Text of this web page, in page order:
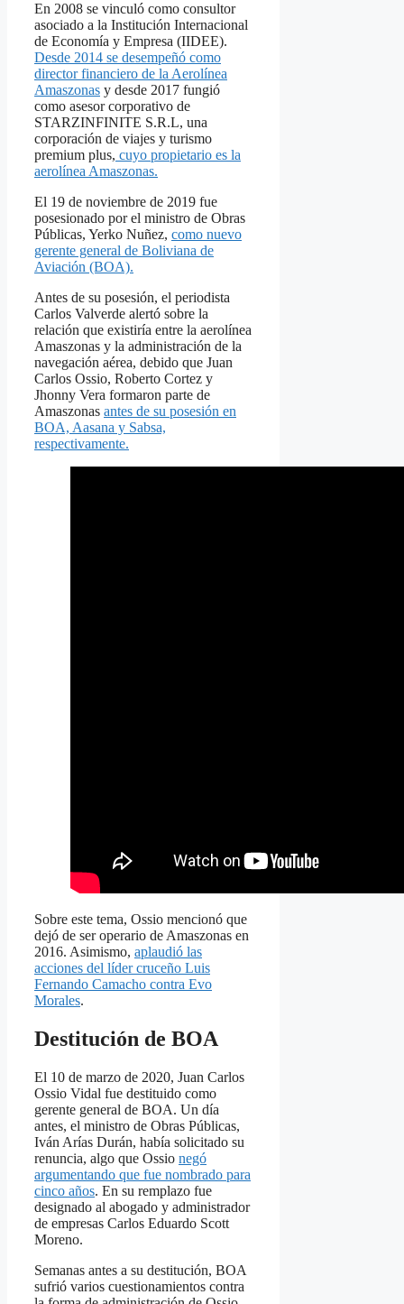
En 2008 se vinculó como consultor
asociado a la Institución Internacional
de Economía y Empresa (IIDEE).
Desde 2014 se desempeñó como
director financiero de la Aerolínea
Amaszonas y desde 2017 fungió
como asesor corporativo de
STARZINFINITE S.R.L, una
corporación de viajes y turismo
premium plus, cuyo propietario es la
aerolínea Amaszonas.
El 19 de noviembre de 2019 fue
posesionado por el ministro de Obras
Públicas, Yerko Nuñez, como nuevo
gerente general de Boliviana de
Aviación (BOA).
Antes de su posesión, el periodista
Carlos Valverde alertó sobre la
relación que existiría entre la aerolínea
Amaszonas y la administración de la
navegación aérea, debido que Juan
Carlos Ossio, Roberto Cortez y
Jhonny Vera formaron parte de
Amaszonas antes de su posesión en
BOA, Aasana y Sabsa,
respectivamente.
Sobre este tema, Ossio mencionó que
dejó de ser operario de Amaszonas en
2016. Asimismo, aplaudió las
acciones del líder cruceño Luis
Fernando Camacho contra Evo
Morales.
Destitución de BOA
El 10 de marzo de 2020, Juan Carlos
Ossio Vidal fue destituido como
gerente general de BOA. Un día
antes, el ministro de Obras Públicas,
Iván Arías Durán, había solicitado su
renuncia, algo que Ossio negó
argumentando que fue nombrado para
cinco años. En su remplazo fue
designado al abogado y administrador
de empresas Carlos Eduardo Scott
Moreno.
Semanas antes a su destitución, BOA
sufrió varios cuestionamientos contra